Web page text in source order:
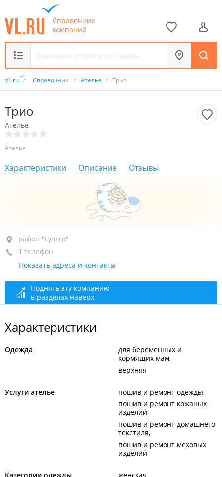
Справочник
компаний
VL.ru / Справочник / Ателье / Трио
Трио
Ателье
Ателье
Характеристики Описание Отзывы
район "Центр", ул. Светланская, 113
+7 908 449-01-24
сегодня закрыто
район "Центр"
1 телефон
Показать адреса и контакты
Поднять эту компанию
в разделах наверх
Характеристики
Одежда
для беременных и
кормящих мам
верхняя
Услуги ателье
пошив и ремонт одежды
пошив и ремонт кожаных
изделий
пошив и ремонт домашнего
текстиля
пошив и ремонт меховых
изделий
Категории одежды женская